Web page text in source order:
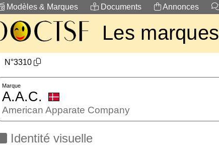
Modèles & Marques Documents Annonces
Les marques
N°3310
Marque
A.A.C.
American Apparate Company
Identité visuelle